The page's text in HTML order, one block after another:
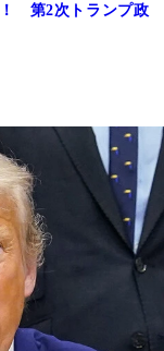
！ 第2次トランプ政